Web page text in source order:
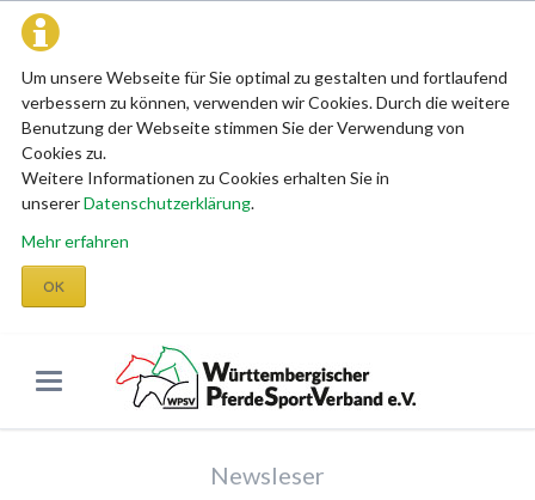
Um unsere Webseite für Sie optimal zu gestalten und fortlaufend
verbessern zu können, verwenden wir Cookies. Durch die weitere
Benutzung der Webseite stimmen Sie der Verwendung von
Cookies zu.
Weitere Informationen zu Cookies erhalten Sie in
unsererDatenschutzerklärung.
Mehr erfahren
OK
Newsleser